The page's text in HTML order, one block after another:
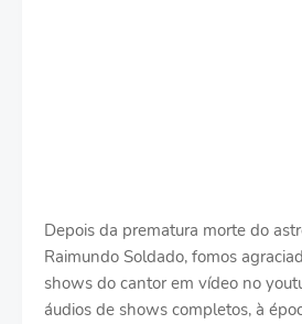
Depois da prematura morte do
Raimundo Soldado, fomos
shows do cantor em vídeo no
áudios de shows completos, à